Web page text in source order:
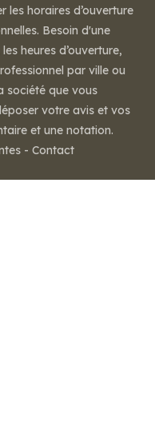
les horaires d’ouverture
Besoin d'une
heures d’ouverture,
par ville ou
société que vous
votre avis et vos
et une notation.
- Contact